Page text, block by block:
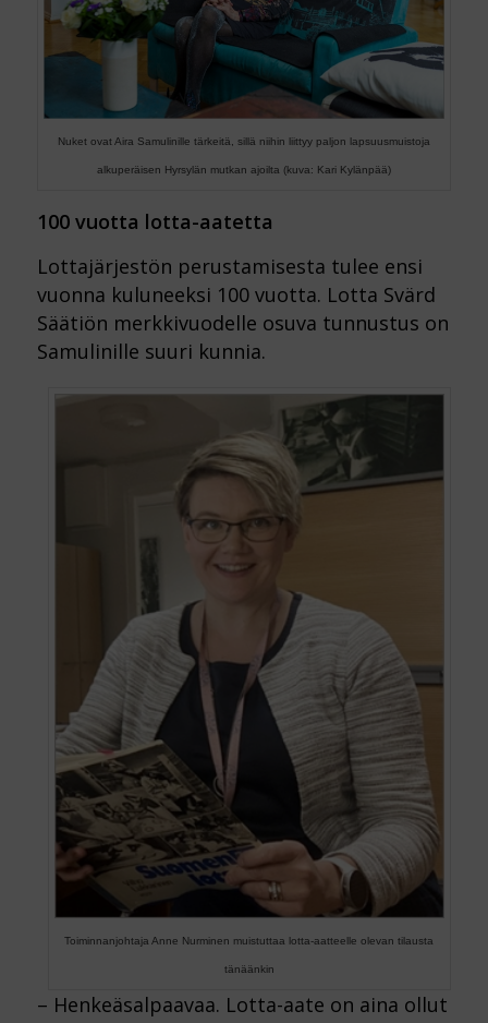
Nuket ovat Aira Samulinille tärkeitä, sillä niihin liittyy paljon lapsuusmuistoja
alkuperäisen Hyrsylän mutkan ajoilta (kuva: Kari Kylänpää)
100 vuotta lotta-aatetta
Lottajärjestön perustamisesta tulee ensi
vuonna kuluneeksi 100 vuotta. Lotta Svärd
Säätiön merkkivuodelle osuva tunnustus on
Samulinille suuri kunnia.
Toiminnanjohtaja Anne Nurminen muistuttaa lotta-aatteelle olevan tilausta
tänäänkin
– Henkeäsalpaavaa. Lotta-aate on aina ollut